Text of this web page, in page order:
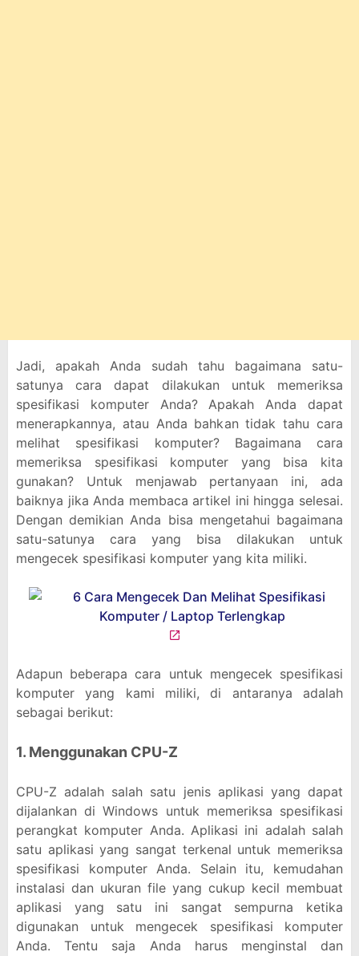
Jadi, apakah Anda sudah tahu bagaimana satu-
satunya cara dapat dilakukan untuk memeriksa
spesifikasi komputer Anda? Apakah Anda dapat
menerapkannya, atau Anda bahkan tidak tahu cara
melihat spesifikasi komputer? Bagaimana cara
memeriksa spesifikasi komputer yang bisa kita
gunakan? Untuk menjawab pertanyaan ini, ada
baiknya jika Anda membaca artikel ini hingga selesai.
Dengan demikian Anda bisa mengetahui bagaimana
satu-satunya cara yang bisa dilakukan untuk
mengecek spesifikasi komputer yang kita miliki.
Adapun beberapa cara untuk mengecek spesifikasi
komputer yang kami miliki, di antaranya adalah
sebagai berikut:
1. Menggunakan CPU-Z
CPU-Z adalah salah satu jenis aplikasi yang dapat
dijalankan di Windows untuk memeriksa spesifikasi
perangkat komputer Anda. Aplikasi ini adalah salah
satu aplikasi yang sangat terkenal untuk memeriksa
spesifikasi komputer Anda. Selain itu, kemudahan
instalasi dan ukuran file yang cukup kecil membuat
aplikasi yang satu ini sangat sempurna ketika
digunakan untuk mengecek spesifikasi komputer
Anda. Tentu saja Anda harus menginstal dan